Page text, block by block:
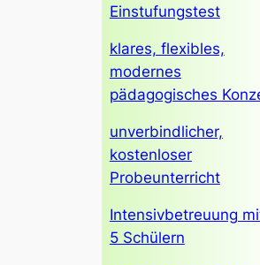
Einstufungstest
klares, flexibles,
modernes
pädagogisches
unverbindlicher,
kostenloser
Probeunterricht
Intensivbetreuung
5 Schülern